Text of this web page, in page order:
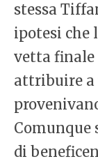
stessa
ipotesi che
vetta finale
attribuire
Comunque
di